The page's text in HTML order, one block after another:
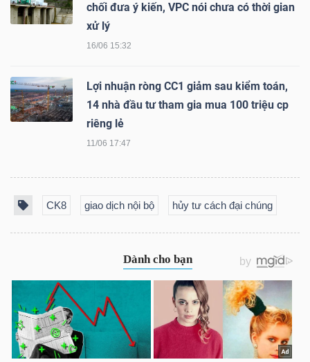
chối đưa ý kiến, VPC nói chưa có thời gian
xử lý
16/06 15:32
Lợi nhuận ròng CC1 giảm sau kiểm toán,
14 nhà đầu tư tham gia mua 100 triệu cp
riêng lẻ
11/06 17:47
CK8 giao dịch nội bộ hủy tư cách đại chúng
TRÁI
CÔNG
TRUY
XUẤT